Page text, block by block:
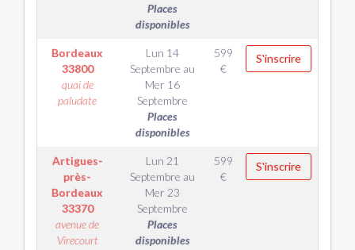
Places
disponibles
Bordeaux
33800
quai de
paludate
Lun 14
Septembre au
Mer 16
Septembre
Places
disponibles
599
€
S'inscrire
Artigues-
près-
Bordeaux
33370
avenue de
Virecourt
Lun 21
Septembre au
Mer 23
Septembre
Places
disponibles
599
€
S'inscrire